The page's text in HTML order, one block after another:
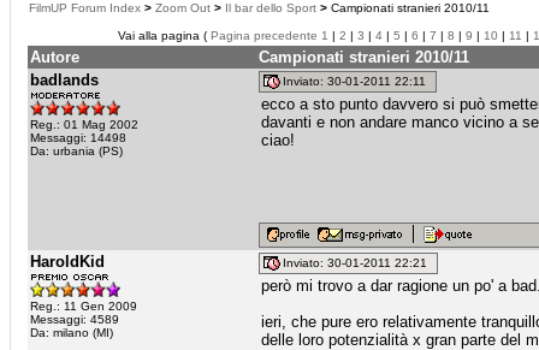
FilmUP Forum Index > Zoom Out > Il bar dello Sport > Campionati stranieri 2010/11
Vai alla pagina ( Pagina precedente 1 | 2 | 3 | 4 | 5 | 6 | 7 | 8 | 9 | 10 | 11 |
Autore
Campionati stranieri 2010/11
badlands
Reg.: 01 Mag 2002
Messaggi: 14498
Da: urbania (PS)
Inviato: 30-01-2011 22:11
ecco a sto punto davvero si può
davanti e non andare manco vicino a
ciao!
HaroldKid
Reg.: 11 Gen 2009
Messaggi: 4589
Da: milano (MI)
Inviato: 30-01-2011 22:21
però mi trovo a dar ragione un po' a
ieri, che pure ero relativamente
delle loro potenzialità x gran parte del